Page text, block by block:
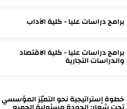
برامج دراسات عليا - كلية الآداب
برامج دراسات عليا - كلية الاقتصاد
والدراسات التجارية
خطوة إستراتيجية نحو التميّز المؤسسي